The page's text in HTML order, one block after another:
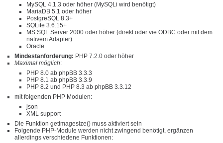
MySQL 4.1.3 oder höher (MySQLi wird benötigt)
MariaDB 5.1 oder höher
PostgreSQL 8.3+
SQLite 3.6.15+
MS SQL Server 2000 oder höher (direkt oder vie ODBC oder mit dem
nativem Adapter)
Oracle
Mindestanforderung: PHP 7.2.0 oder höher
Maximal möglich:
PHP 8.0 ab phpBB 3.3.3
PHP 8.1 ab phpBB 3.3.9
PHP 8.2 und PHP 8.3 ab phpBB 3.3.12
mit folgenden PHP Modulen:
json
XML support
Die Funktion getimagesize() muss aktiviert sein
Folgende PHP-Module werden nicht zwingend benötigt, ergänzen
allerdings verschiedene Funktionen: